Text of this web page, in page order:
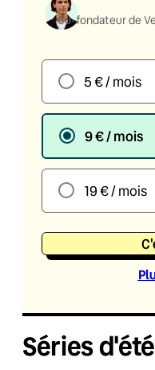
Co-fondateur de
5 € / mois
9 € / mois
19 € / mois
Séries d'été